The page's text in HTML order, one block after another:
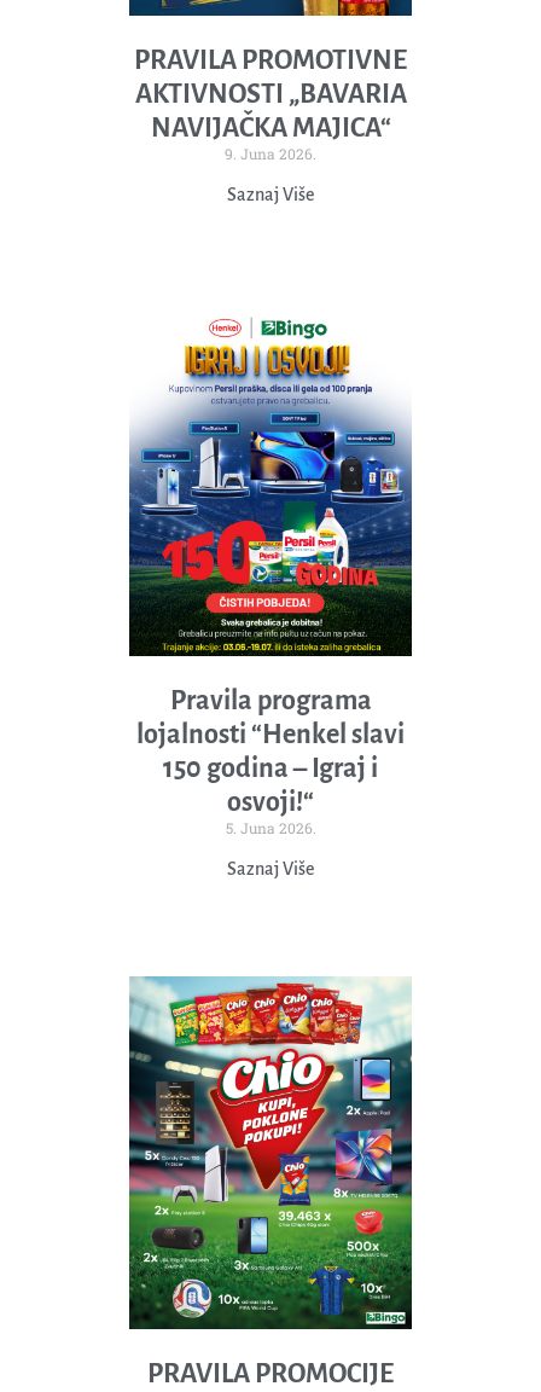
PRAVILA PROMOTIVNE
AKTIVNOSTI „BAVARIA
NAVIJAČKA MAJICA“
9. Juna 2026.
Saznaj Više
Pravila programa
lojalnosti “Henkel slavi
150 godina – Igraj i
osvoji!“
5. Juna 2026.
Saznaj Više
PRAVILA PROMOCIJE